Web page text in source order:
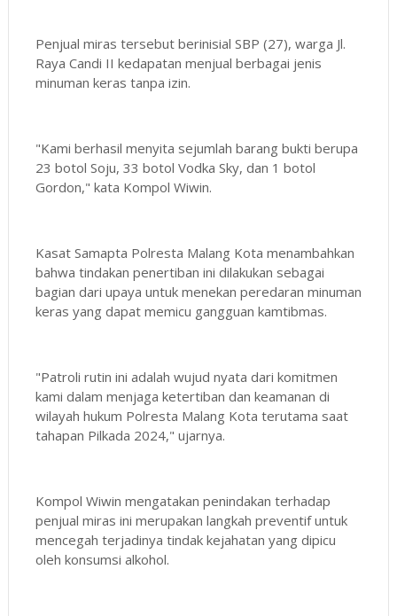
Penjual miras tersebut berinisial SBP (27), warga Jl.
Raya Candi II kedapatan menjual berbagai jenis
minuman keras tanpa izin.
"Kami berhasil menyita sejumlah barang bukti berupa
23 botol Soju, 33 botol Vodka Sky, dan 1 botol
Gordon," kata Kompol Wiwin.
Kasat Samapta Polresta Malang Kota menambahkan
bahwa tindakan penertiban ini dilakukan sebagai
bagian dari upaya untuk menekan peredaran minuman
keras yang dapat memicu gangguan kamtibmas.
"Patroli rutin ini adalah wujud nyata dari komitmen
kami dalam menjaga ketertiban dan keamanan di
wilayah hukum Polresta Malang Kota terutama saat
tahapan Pilkada 2024," ujarnya.
Kompol Wiwin mengatakan penindakan terhadap
penjual miras ini merupakan langkah preventif untuk
mencegah terjadinya tindak kejahatan yang dipicu
oleh konsumsi alkohol.